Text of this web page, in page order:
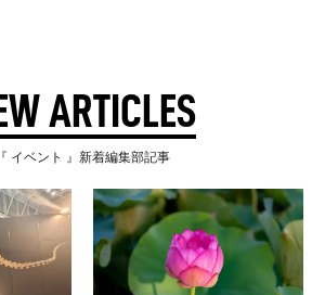
ARTICLES
『 イベント 』新着編集部記事